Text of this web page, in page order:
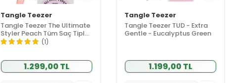
Tangle Teezer
Tangle Teezer The Ultimate
Styler Peach Tüm Saç Tipleri
için Kuru Şekillendirme ve
(1)
1.299,00 TL
Tangle Teezer
Tangle Teezer TUD - Extra
Gentle - Eucalyptus Green
1.199,00 TL